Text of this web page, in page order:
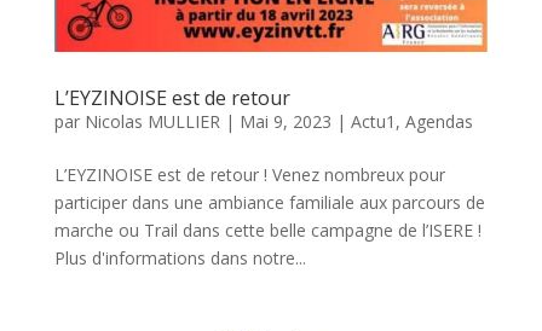
L’EYZINOISE est de retour
par Nicolas MULLIER | Mai 9, 2023 | Actu1 , Agendas
L’EYZINOISE est de retour ! Venez nombreux pour
participer dans une ambiance familiale aux parcours de
marche ou Trail dans cette belle campagne de l’ISERE !
Plus d'informations dans notre...